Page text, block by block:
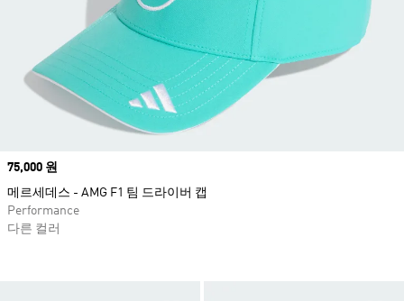
Price
75,000 원
메르세데스 - AMG F1 팀 드라이버 캡
Performance
다른 컬러